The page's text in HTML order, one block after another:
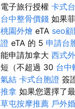
電子旅行授權 卡式
台中整骨價錢 如果
桃園外燴 eTA seo顧
證 eTA 的 5 申請台
能申請加拿大 西式
短（不超過 30 台中
氣結 卡式台胞證 簽
推拿 如果您選擇了
草屯按摩推薦 戶外